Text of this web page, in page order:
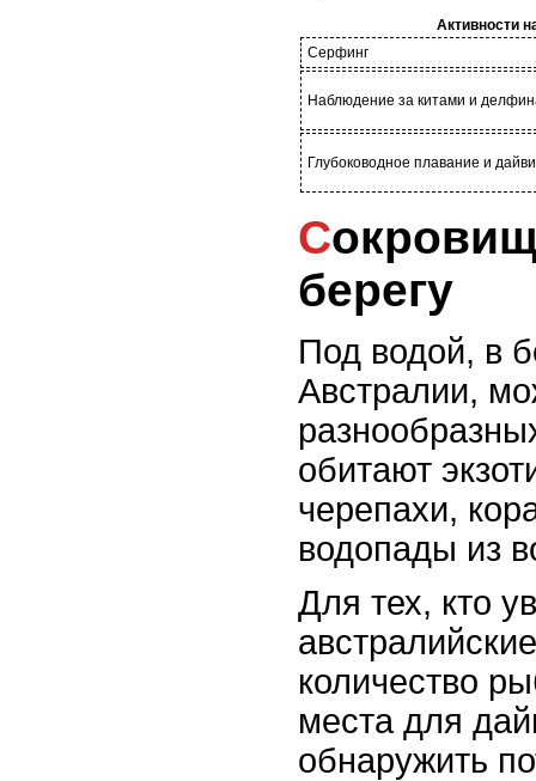
Активности
Серфинг
Наблюдение за китами и
Глубоководное плавание и
Сокровища под водой и на
берегу
Под водой, в
Австралии,
обитают
черепахи,
водопады из
Для тех, кто
количество
места для
обнаружить